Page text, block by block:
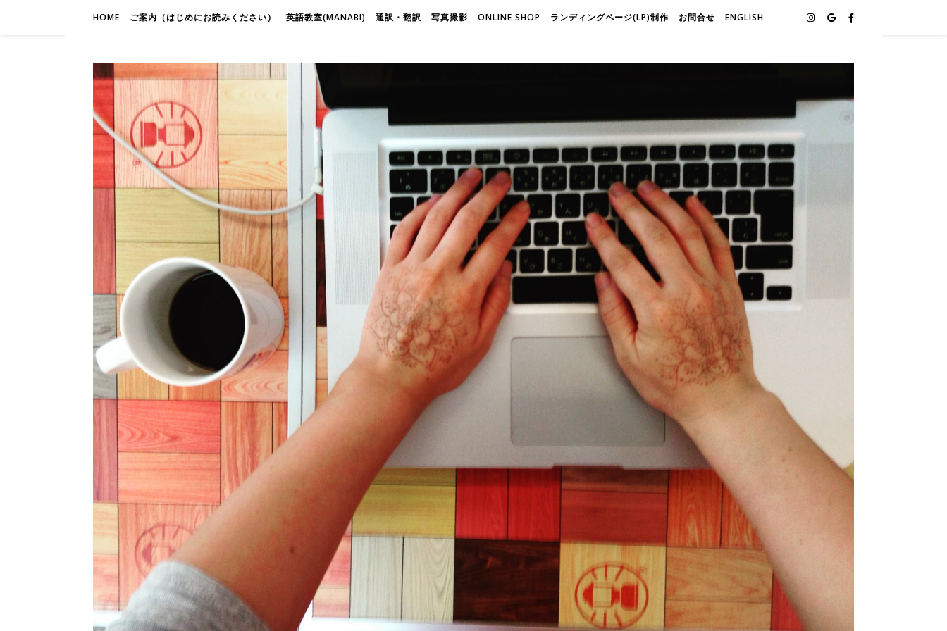
HOME ご案内（はじめにお読みください） 英語教室(MANABI) 通訳・翻訳 写真撮影 ONLINE SHOP ランディングページ(LP)制作 お問合せ ENGLISH